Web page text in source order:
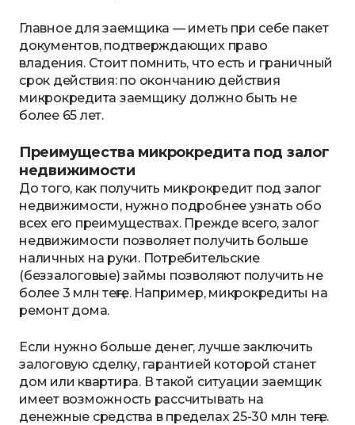
Главное для заемщика — иметь при себе пакет
документов, подтверждающих право
владения. Стоит помнить, что есть и граничный
срок действия: по окончанию действия
микрокредита заемщику должно быть не
более 65 лет.
Преимущества микрокредита под залог
недвижимости
До того, как получить микрокредит под залог
недвижимости, нужно подробнее узнать обо
всех его преимуществах. Прежде всего, залог
недвижимости позволяет получить больше
наличных на руки. Потребительские
(беззалоговые) займы позволяют получить не
более 3 млн теңге. Например, микрокредиты на
ремонт дома.
Если нужно больше денег, лучше заключить
залоговую сделку, гарантией которой станет
дом или квартира. В такой ситуации заемщик
имеет возможность рассчитывать на
денежные средства в пределах 25-30 млн теңге.